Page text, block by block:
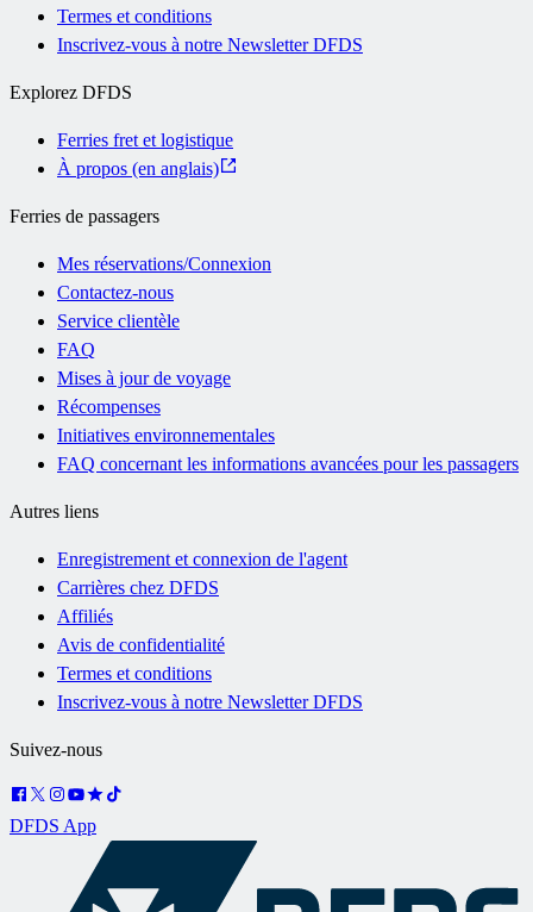
Termes et conditions
Inscrivez-vous à notre Newsletter DFDS
Explorez DFDS
Ferries fret et logistique
À propos (en anglais)
Ferries de passagers
Mes réservations/Connexion
Contactez-nous
Service clientèle
FAQ
Mises à jour de voyage
Récompenses
Initiatives environnementales
FAQ concernant les informations avancées pour les passagers
Autres liens
Enregistrement et connexion de l'agent
Carrières chez DFDS
Affiliés
Avis de confidentialité
Termes et conditions
Inscrivez-vous à notre Newsletter DFDS
Suivez-nous
DFDS App